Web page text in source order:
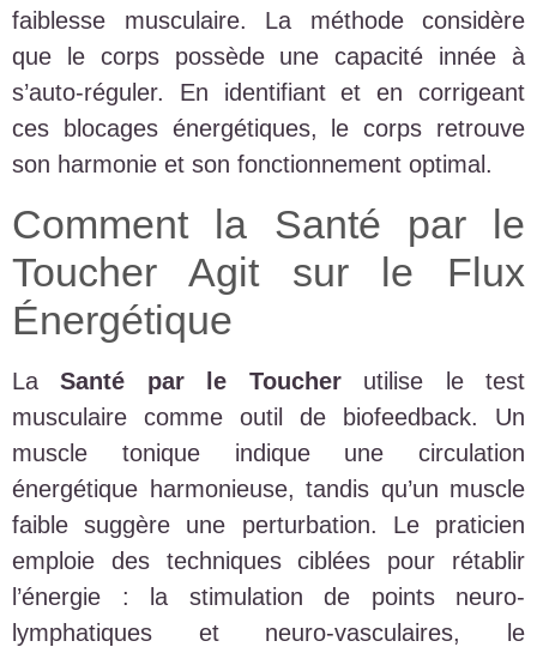
faiblesse musculaire. La méthode considère
que le corps possède une capacité innée à
s’auto-réguler. En identifiant et en corrigeant
ces blocages énergétiques, le corps retrouve
son harmonie et son fonctionnement optimal.
Comment la Santé par le
Toucher Agit sur le Flux
Énergétique
LaSanté par le Toucherutilise le test
musculaire comme outil de biofeedback. Un
muscle tonique indique une circulation
énergétique harmonieuse, tandis qu’un muscle
faible suggère une perturbation. Le praticien
emploie des techniques ciblées pour rétablir
l’énergie : la stimulation de points neuro-
lymphatiques et neuro-vasculaires, le